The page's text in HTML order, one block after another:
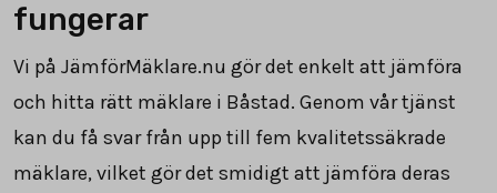
fungerar
Vi på JämförMäklare.nu gör det enkelt att jämföra
och hitta rätt mäklare i Båstad. Genom vår tjänst
kan du få svar från upp till fem kvalitetssäkrade
mäklare, vilket gör det smidigt att jämföra deras